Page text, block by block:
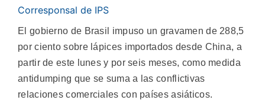
Corresponsal de IPS
El gobierno de Brasil impuso un gravamen de 288,5
por ciento sobre lápices importados desde China, a
partir de este lunes y por seis meses, como medida
antidumping que se suma a las conflictivas
relaciones comerciales con países asiáticos.